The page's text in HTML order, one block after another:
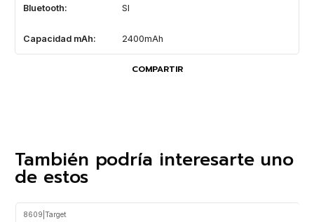
Bluetooth: SI
Capacidad mAh: 2400mAh
COMPARTIR
También podría interesarte uno
de estos
8609 Target